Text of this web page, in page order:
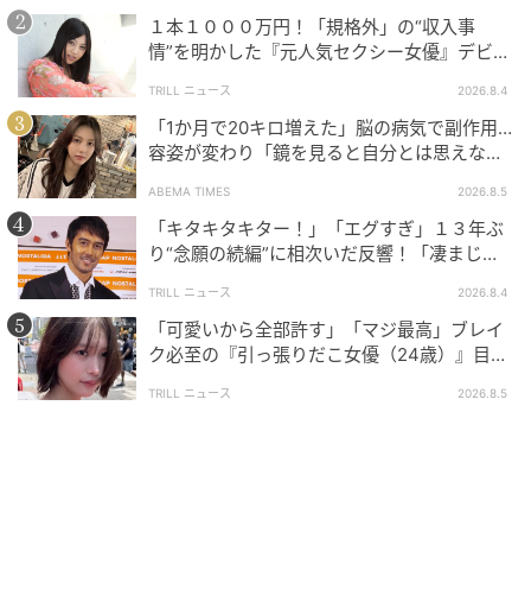
１本１０００万円！「規格外」の“収入事
情”を明かした『元人気セクシー女優』デビュ
TRILL ニュース 2026.8.4
「1か月で20キロ増えた」脳の病気で副作用…
容姿が変わり「鏡を見ると自分とは思えなか
ABEMA TIMES 2026.8.5
「キタキタキター！」「エグすぎ」１３年ぶ
り“念願の続編”に相次いだ反響！「凄まじく
TRILL ニュース 2026.8.4
「可愛いから全部許す」「マジ最高」ブレイ
ク必至の『引っ張りだこ女優（24歳）』目が
TRILL ニュース 2026.8.5